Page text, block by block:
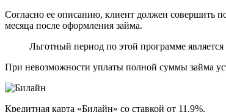
Согласно ее описанию, клиент должен совершить
месяца после оформления займа.
Льготный период по этой программе
При невозможности уплаты полной суммы займа
Кредитная карта «Билайн» со ставкой от 11,9%.